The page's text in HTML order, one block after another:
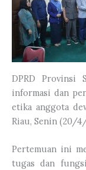
DPRD Provinsi
informasi dan
etika anggota
Riau, Senin (20/
Pertemuan ini
tugas dan